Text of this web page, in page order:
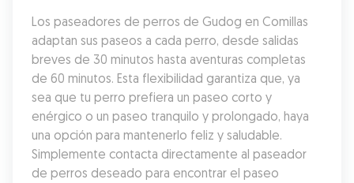
Los paseadores de perros de Gudog en Comillas
adaptan sus paseos a cada perro, desde salidas
breves de 30 minutos hasta aventuras completas
de 60 minutos. Esta flexibilidad garantiza que, ya
sea que tu perro prefiera un paseo corto y
enérgico o un paseo tranquilo y prolongado, haya
una opción para mantenerlo feliz y saludable.
Simplemente contacta directamente al paseador
de perros deseado para encontrar el paseo